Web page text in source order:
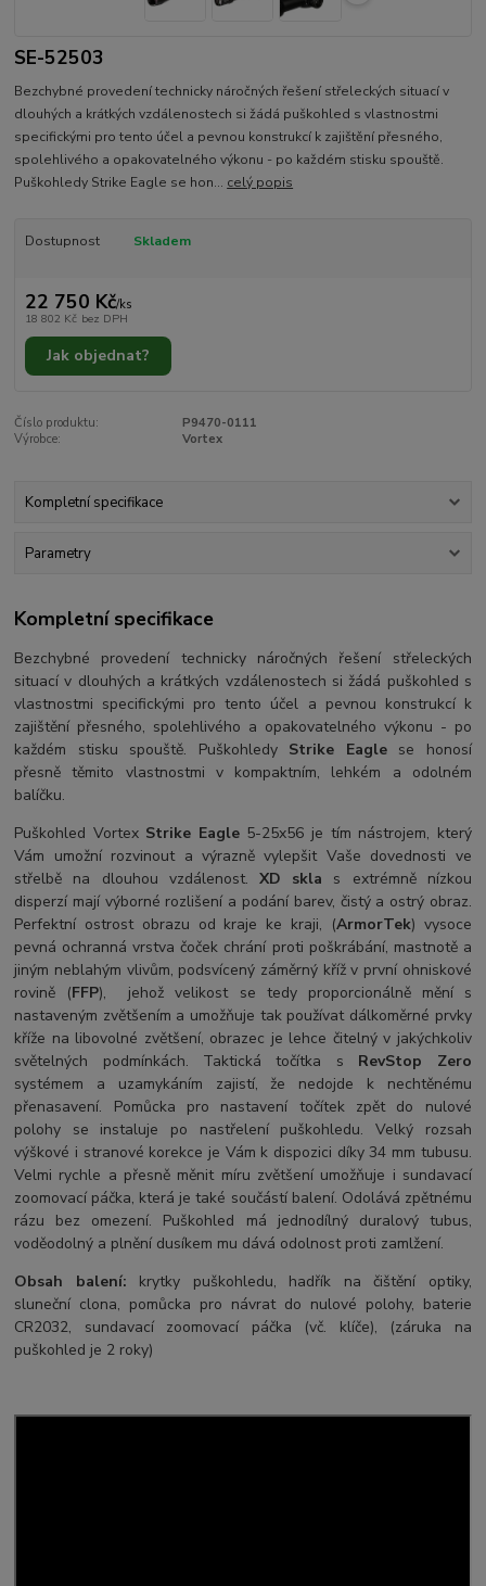
SE-52503
Bezchybné provedení technicky náročných řešení střeleckých situací v
dlouhých a krátkých vzdálenostech si žádá puškohled s vlastnostmi
specifickými pro tento účel a pevnou konstrukcí k zajištění přesného,
spolehlivého a opakovatelného výkonu - po každém stisku spouště.
Puškohledy Strike Eagle se hon... celý popis
Dostupnost Skladem
22 750 Kč/ks
18 802 Kč bez DPH
Jak objednat?
Číslo produktu:
P9470-0111
Výrobce:
Vortex
Kompletní specifikace
Parametry
Kompletní specifikace
Bezchybné provedení technicky náročných řešení střeleckých
situací v dlouhých a krátkých vzdálenostech si žádá puškohled s
vlastnostmi specifickými pro tento účel a pevnou konstrukcí k
zajištění přesného, spolehlivého a opakovatelného výkonu - po
každém stisku spouště. Puškohledy Strike Eaglese honosí
přesně těmito vlastnostmi v kompaktním, lehkém a odolném
balíčku.
Puškohled Vortex Strike Eagle5-25x56 je tím nástrojem, který
Vám umožní rozvinout a výrazně vylepšit Vaše dovednosti ve
střelbě na dlouhou vzdálenost. XD skla s extrémně nízkou
disperzí mají výborné rozlišení a podání barev, čistý a ostrý obraz.
Perfektní ostrost obrazu od kraje ke kraji, (ArmorTek) vysoce
pevná ochranná vrstva čoček chrání proti poškrábání, mastnotě a
jiným neblahým vlivům, podsvícený záměrný kříž v první ohniskové
rovině (FFP), jehož velikost se tedy proporcionálně mění s
nastaveným zvětšením a umožňuje tak používat dálkoměrné prvky
kříže na libovolné zvětšení, obrazec je lehce čitelný v jakýchkoliv
světelných podmínkách. Taktická točítka s RevStop Zero
systémem a uzamykáním zajistí, že nedojde k nechtěnému
přenasavení. Pomůcka pro nastavení točítek zpět do nulové
polohy se instaluje po nastřelení puškohledu. Velký rozsah
výškové i stranové korekce je Vám k dispozici díky 34 mm tubusu.
Velmi rychle a přesně měnit míru zvětšení umožňuje i sundavací
zoomovací páčka, která je také součástí balení. Odolává zpětnému
rázu bez omezení. Puškohled má jednodílný duralový tubus,
voděodolný a plnění dusíkem mu dává odolnost proti zamlžení.
Obsah balení: krytky puškohledu, hadřík na čištění optiky,
sluneční clona, pomůcka pro návrat do nulové polohy, baterie
CR2032, sundavací zoomovací páčka (vč. klíče), (záruka na
puškohled je 2 roky)